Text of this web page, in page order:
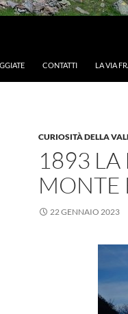
CONTATTI LA VIA
CURIOSITÀ DELLA
1893 LA
MONTE
22 GENNAIO 2023